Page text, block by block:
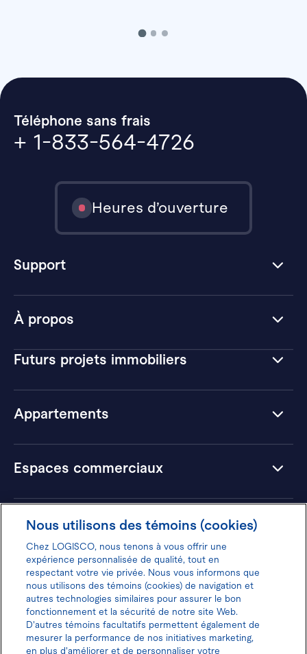
À propos
Futurs projets immobiliers
Appartements
Espaces commerciaux
Hôtels
Téléphone sans frais
+ 1-833-564-4726
Heures d’ouverture
Support
Donnez votre avis pour gagner 100$
Nous utilisons des témoins (cookies)
Chez LOGISCO, nous tenons à vous offrir une
expérience personnalisée de qualité, tout en
respectant votre vie privée. Nous vous informons que
nous utilisons des témoins (cookies) de navigation et
autres technologies similaires pour assurer le bon
fonctionnement et la sécurité de notre site Web.
D'autres témoins facultatifs permettent également de
mesurer la performance de nos initiatives marketing,
en plus d'améliorer et de personnaliser votre